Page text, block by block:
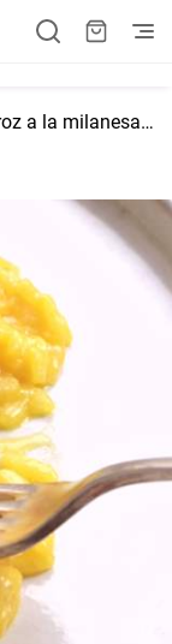
VIDEORECETA Receta de arroz a la milanesa tradicional